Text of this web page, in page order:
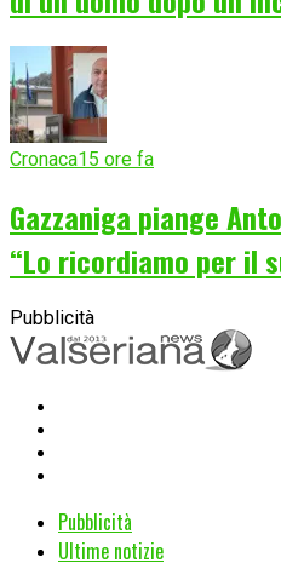
Cronaca15 ore fa
Gazzaniga piange
“Lo ricordiamo per il
Pubblicità
Pubblicità
Ultime notizie